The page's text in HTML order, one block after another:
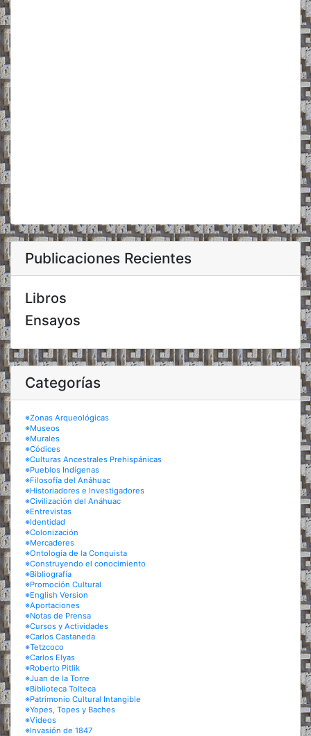
Publicaciones Recientes
Libros
Ensayos
Categorías
※Zonas Arqueológicas
※Museos
※Murales
※Códices
※Culturas Ancestrales Prehispánicas
※Pueblos Indígenas
※Filosofía del Anáhuac
※Historiadores e Investigadores
※Civilización del Anáhuac
※Entrevistas
※Identidad
※Colonización
※Mercaderes
※Ontología de la Conquista
※Construyendo el conocimiento
※Bibliografía
※Promoción Cultural
※English Version
※Aportaciones
※Notas de Prensa
※Cursos y Actividades
※Carlos Castaneda
※Tetzcoco
※Carlos Elyas
※Roberto Pitlik
※Juan de la Torre
※Biblioteca Tolteca
※Patrimonio Cultural Intangible
※Yopes, Topes y Baches
※Videos
※Invasión de 1847